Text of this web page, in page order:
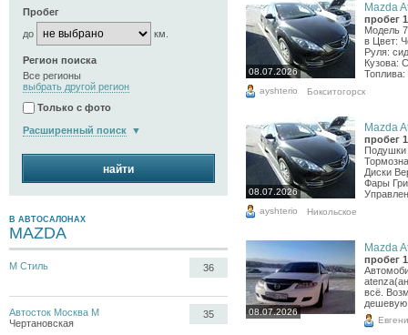
Пробег
до
км.
Регион поиска
Все регионы
выбрать другой регион
Только с фото
Расширенный поиск
найти
В АВТОСАЛОНАХ
MAZDA
М Стиль 36
Автосток Москва М
Чертановская
35
08.07.2026
Mazda
пробег
Модель
в Цвет:
Руля:
Кузова:
Топлива:
ayshterio Бокситогорск
08.07.2026
Mazda
пробег
Подушки
Диски
Фары
ayshterio Никольское
08.07.2026
Mazda
пробег
всё.